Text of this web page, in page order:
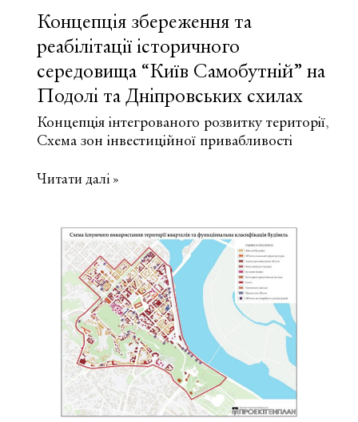
Концепція збереження та
реабілітації історичного
середовища “Київ Самобутній” на
Подолі та Дніпровських схилах
Концепція інтегрованого розвитку території,
Схема зон інвестиційної привабливості
Концепція
реабілітації
історичного
середовища
“Київ
Самобутній”
Подолі
Дніпровських
схилах
Читати далі »